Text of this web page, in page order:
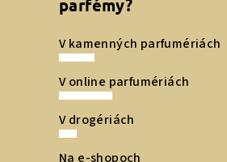
parfémy?
V kamenných parfumériách
V online parfumériách
V drogériách
Na e-shopoch